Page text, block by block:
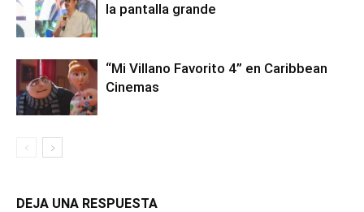
la pantalla grande
“Mi Villano Favorito 4” en Caribbean
Cinemas
DEJA UNA RESPUESTA